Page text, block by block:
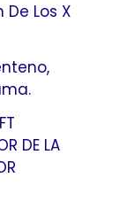
De Los X
DE LA